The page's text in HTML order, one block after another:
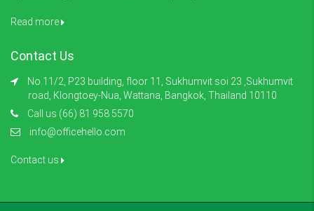
Read more
Contact Us
No.11/2, P23 building, floor 11, Sukhumvit soi 23 ,Sukhumvit
road, Klongtoey-Nua, Wattana, Bangkok, Thailand 10110
Call us (66) 81 958 5570
info@officehello.com
Contact us